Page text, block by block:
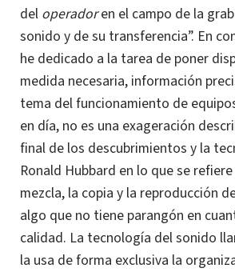
del operadoren el campo de la
sonido y de su transferencia”. En
he dedicado a la tarea de poner
medida necesaria, información
tema del funcionamiento de
en día, no es una exageración
final de los descubrimientos y la
Ronald Hubbard en lo que se
mezcla, la copia y la reproducción
algo que no tiene parangón en
calidad. La tecnología del sonido
la usa de forma exclusiva la